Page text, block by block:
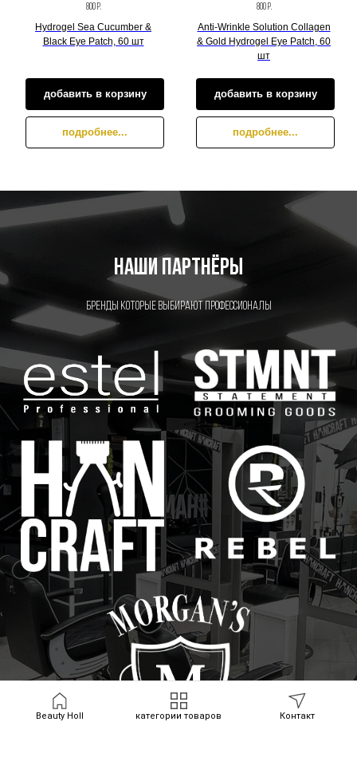
Beauty Holl категории товаров Контакт
800 р.
Hydrogel Sea Cucumber &
Black Eye Patch, 60 шт
добавить в корзину
подробнее...
800 р.
Anti-Wrinkle Solution Collagen
& Gold Hydrogel Eye Patch, 60
шт
добавить в корзину
подробнее...
наши партнёры
бренды которые выбирают профессионалы